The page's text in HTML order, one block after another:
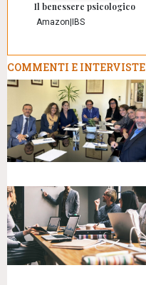
Il benessere psicologico
Amazon IBS
COMMENTI E INTERVISTE